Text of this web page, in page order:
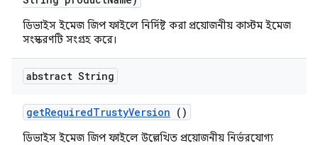
ডিভাইস ইমেজ জিপ ফাইলে নির্দিষ্ট করা প্রয়োজনীয় কাস্টম ইমেজ
সংস্করণটি সংগ্রহ করে।
abstract String
getRequiredTrustyVersion ()
ডিভাইস ইমেজ জিপ ফাইলে উল্লেখিত প্রয়োজনীয় নির্ভরযোগ্য